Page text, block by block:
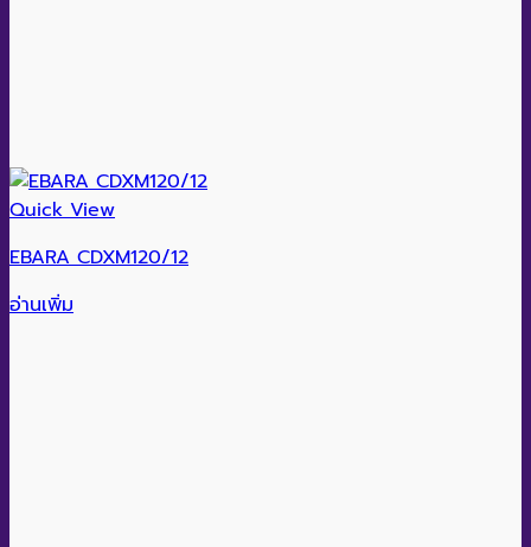
Quick View
EBARA CDXM120/12
อ่านเพิ่ม